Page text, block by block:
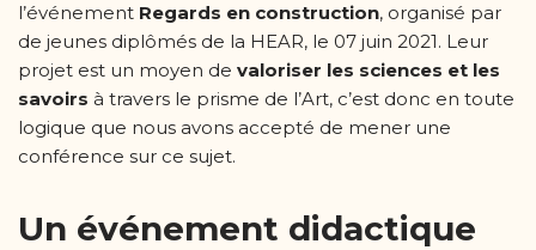
l’événement Regards en construction, organisé par
de jeunes diplômés de la HEAR, le 07 juin 2021. Leur
projet est un moyen de valoriser les sciences et les
savoirs à travers le prisme de l’Art, c’est donc en toute
logique que nous avons accepté de mener une
conférence sur ce sujet.
Un événement didactique